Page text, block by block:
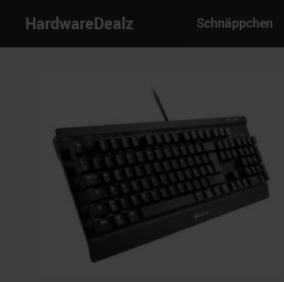
HardwareDealz Schnäppchen